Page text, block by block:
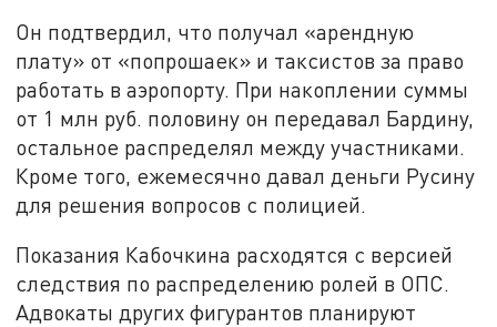
Он подтвердил, что получал «арендную
плату» от «попрошаек» и таксистов за право
работать в аэропорту. При накоплении суммы
от 1 млн руб. половину он передавал Бардину,
остальное распределял между участниками.
Кроме того, ежемесячно давал деньги Русину
для решения вопросов с полицией.
Показания Кабочкина расходятся с версией
следствия по распределению ролей в ОПС.
Адвокаты других фигурантов планируют